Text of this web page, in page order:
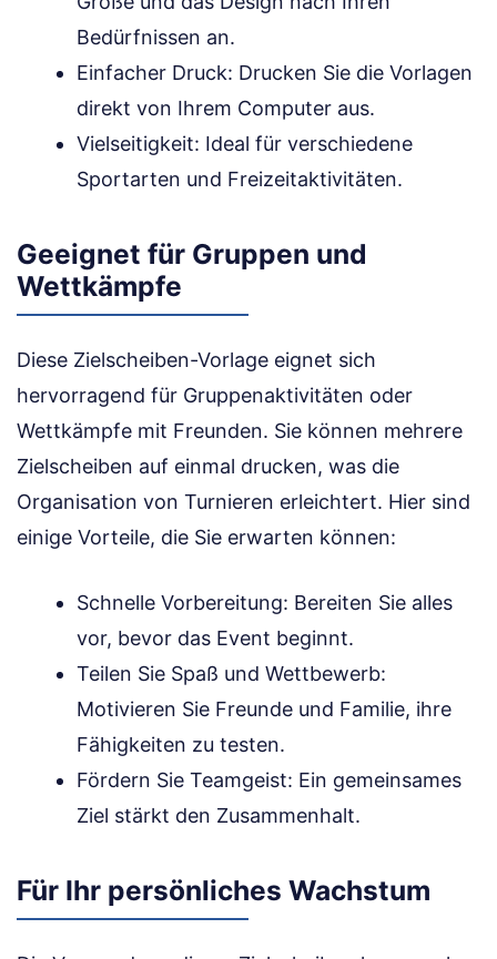
Bedürfnissen an.
Einfacher Druck: Drucken Sie die Vorlagen
direkt von Ihrem Computer aus.
Vielseitigkeit: Ideal für verschiedene
Sportarten und Freizeitaktivitäten.
Geeignet für Gruppen und
Wettkämpfe
Diese Zielscheiben-Vorlage eignet sich
hervorragend für Gruppenaktivitäten oder
Wettkämpfe mit Freunden. Sie können mehrere
Zielscheiben auf einmal drucken, was die
Organisation von Turnieren erleichtert. Hier sind
einige Vorteile, die Sie erwarten können:
Schnelle Vorbereitung: Bereiten Sie alles
vor, bevor das Event beginnt.
Teilen Sie Spaß und Wettbewerb:
Motivieren Sie Freunde und Familie, ihre
Fähigkeiten zu testen.
Fördern Sie Teamgeist: Ein gemeinsames
Ziel stärkt den Zusammenhalt.
Für Ihr persönliches Wachstum